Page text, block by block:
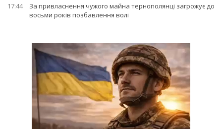
17:44
За привласнення чужого майна тернополянці загрожує до
восьми років позбавлення волі